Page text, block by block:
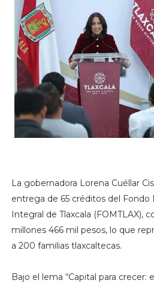
La gobernadora Lorena Cuéllar
entrega de 65 créditos del Fondo
Integral de Tlaxcala (FOMTLAX),
millones 466 mil pesos, lo que
a 200 familias tlaxcaltecas.
Bajo el lema “Capital para crecer: